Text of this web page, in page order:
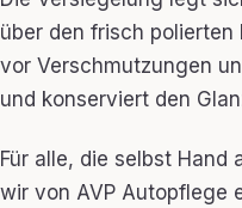
über den frisch
vor Verschmutzungen
und konserviert den
Für alle, die selbst Hand
wir von AVP Autopflege